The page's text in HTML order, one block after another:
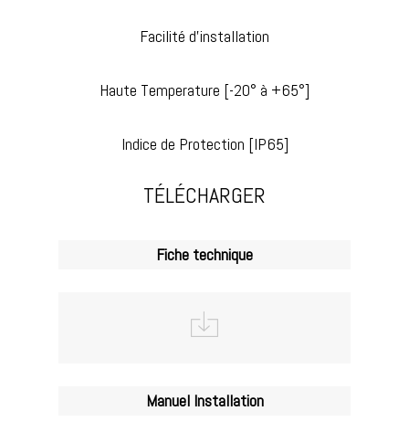
Facilité d’installation
Haute Temperature [-20° à +65°]
Indice de Protection [IP65]
TÉLÉCHARGER
Fiche technique
Manuel Installation